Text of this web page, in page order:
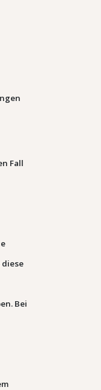
Fall
Bei